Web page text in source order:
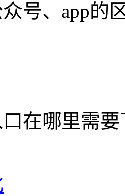
号、app的
在哪里需要